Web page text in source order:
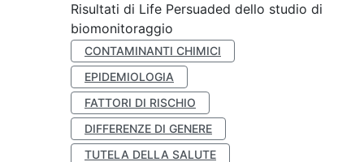
Risultati di Life Persuaded dello studio di
biomonitoraggio
CONTAMINANTI CHIMICI
EPIDEMIOLOGIA
FATTORI DI RISCHIO
DIFFERENZE DI GENERE
TUTELA DELLA SALUTE